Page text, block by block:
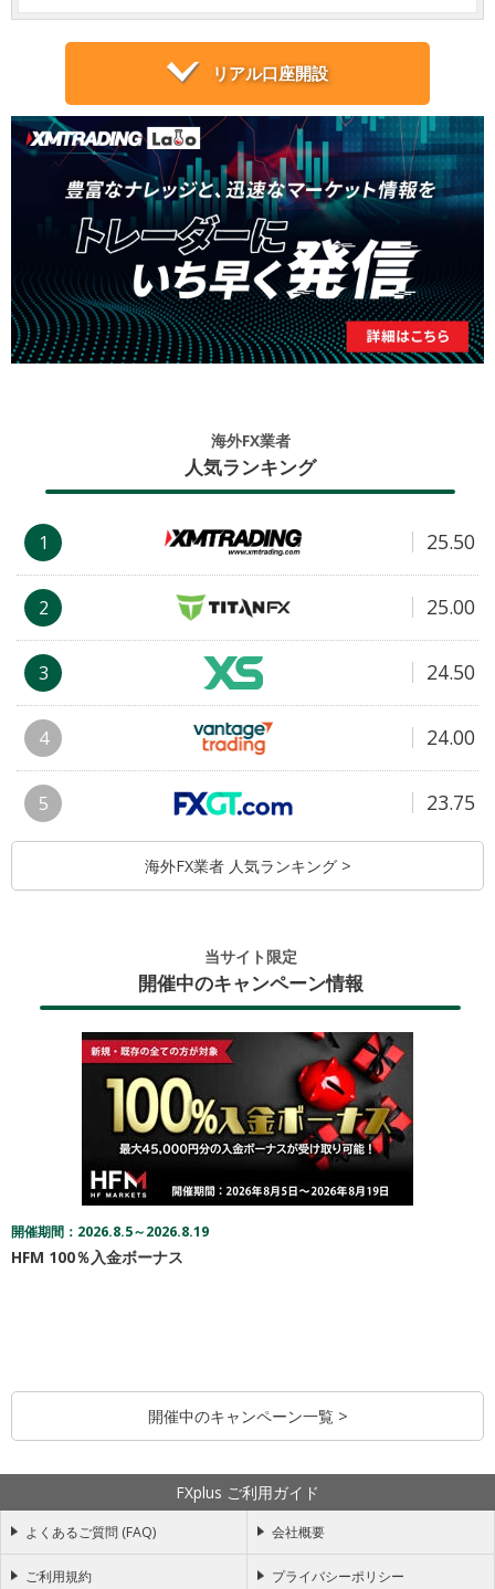
リアル口座開設
海外FX業者
人気ランキング
1 25.50
2 25.00
3 24.50
4 24.00
5 23.75
海外FX業者 人気ランキング >
当サイト限定
開催中のキャンペーン情報
開催期間：2026.8.5～2026.8.19
HFM 100％入金ボーナス
開催中のキャンペーン一覧 >
FXplus ご利用ガイド
よくあるご質問 (FAQ) 会社概要
ご利用規約 プライバシーポリシー